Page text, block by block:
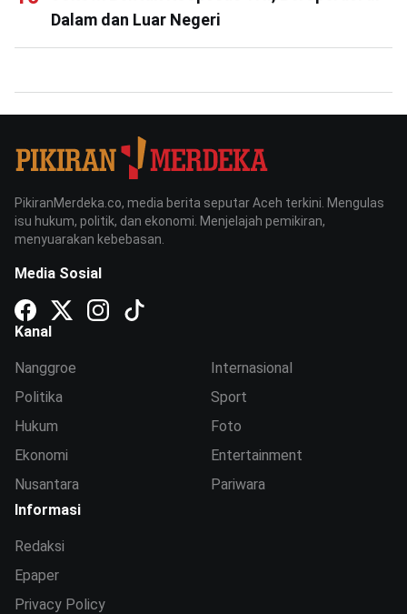
Dalam dan Luar Negeri
PikiranMerdeka.co, media berita seputar Aceh terkini. Mengulas
isu hukum, politik, dan ekonomi. Menjelajah pemikiran,
menyuarakan kebebasan.
Media Sosial
Kanal
Nanggroe
Politika
Hukum
Ekonomi
Nusantara
Internasional
Sport
Foto
Entertainment
Pariwara
Informasi
Redaksi
Epaper
Privacy Policy